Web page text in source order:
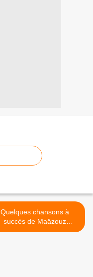
Quelques chansons à
succès de Maâzouz
Bouadjadj بعض الأغاني